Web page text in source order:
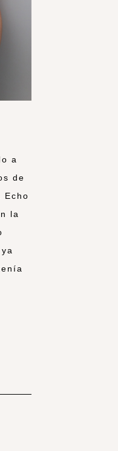
a
de
Echo
la